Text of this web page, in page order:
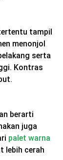
tampil
menonjol
serta
Kontras
berarti
juga
palet warna
lebih cerah